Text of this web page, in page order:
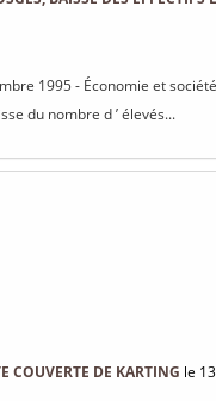
1995 - Économie et
du nombre d ’ élevés...
COUVERTE DE KARTING le